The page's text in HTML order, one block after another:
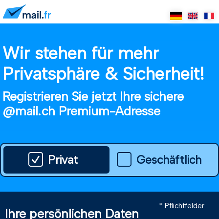
Wir stehen für mehr
Privatsphäre & Sicherheit!
Registrieren Sie jetzt Ihre sichere
@mail.ch Premium-Adresse
Privat Geschäftlich
Ihre persönlichen Daten
* Pflichtfelder